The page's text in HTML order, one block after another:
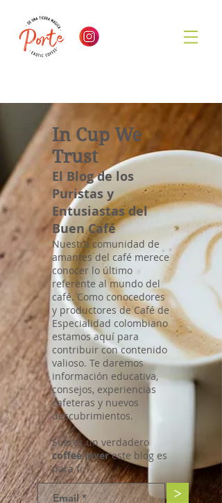
In Cup We
Trust
El Blog de los
Puristas y
Entusiastas del
Buen Café
Nuestra comunidad de
amantes del café merece
conocer lo último
referente al mundo del
café. Como conocedores
y productores de Café de
Especialidad colombiano
estamos aquí para
contribuir con contenido
valioso. Te daremos
información educativa,
consejos, experiencias
cafeteras y nuevos
descubrimientos.
Si eres un verdadero
coffee lovereste blog es
para ti.
>